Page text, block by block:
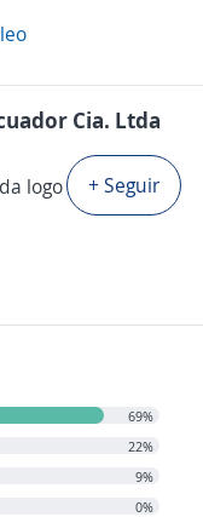
Cia. Ltda
+ Seguir
69%
22%
9%
0%